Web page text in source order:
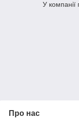
У компанії
Про нас